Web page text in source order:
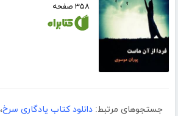
۳۵۸ صفحه
جستجوهای مرتبط: دانلود کتاب یادگاری سرخ،